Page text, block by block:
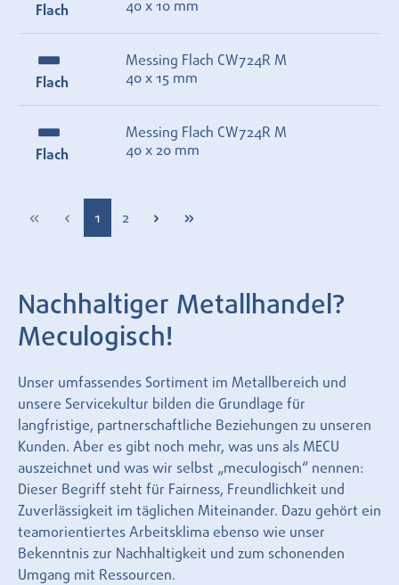
Flach 40 x 10 mm
Flach
Messing Flach CW724R M
40 x 15 mm
Flach
Messing Flach CW724R M
40 x 20 mm
Seite
1 Seite
2
Nachhaltiger Metallhandel?
Meculogisch!
Unser umfassendes Sortiment im Metallbereich und
unsere Servicekultur bilden die Grundlage für
langfristige, partnerschaftliche Beziehungen zu unseren
Kunden. Aber es gibt noch mehr, was uns als MECU
auszeichnet und was wir selbst „meculogisch“ nennen:
Dieser Begriff steht für Fairness, Freundlichkeit und
Zuverlässigkeit im täglichen Miteinander. Dazu gehört ein
teamorientiertes Arbeitsklima ebenso wie unser
Bekenntnis zur Nachhaltigkeit und zum schonenden
Umgang mit Ressourcen.